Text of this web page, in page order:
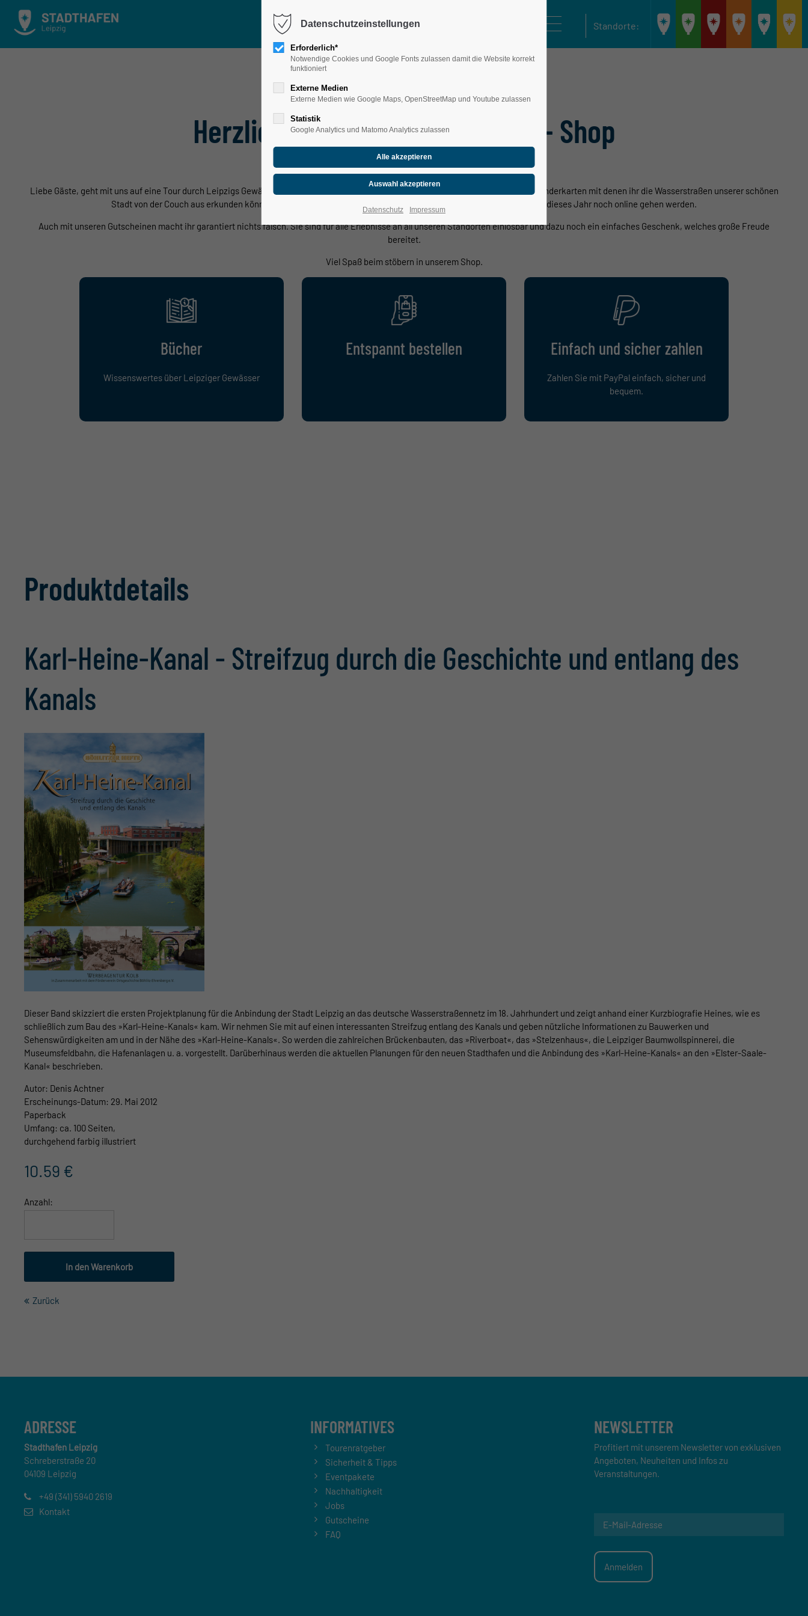
Standorte:
Stadthafen
Leipzig
Bootsverleih
Scheibenholz
Cospudener
Combüse
Hainer
Seeterrasse
Herzlich Willkommen im Hafen - Shop
Wassersport, Touren und Events im Leipziger Neuseenland
Liebe Gäste, geht mit uns auf eine Tour durch Leipzigs Gewässer. In unserem Shop findet ihr nicht nur Gewässerbücher und Wasserwanderkarten mit denen ihr die Wasserstraßen unserer schönen
Stadt von der Couch aus erkunden könnt. Ihr dürft euch außerdem auf einige spannende Produkte freuen, welche dieses Jahr noch online gehen werden.
Auch mit unseren Gutscheinen macht ihr garantiert nichts falsch. Sie sind für alle Erlebnisse an all unseren Standorten einlösbar und dazu noch ein einfaches Geschenk, welches große Freude
bereitet.
Viel Spaß beim stöbern in unserem Shop.
Bücher
Wissenswertes über Leipziger Gewässer
Entspannt bestellen Einfach und sicher zahlen
Zahlen Sie mit PayPal einfach, sicher und
bequem.
Produktdetails
Karl-Heine-Kanal - Streifzug durch die Geschichte und entlang des
Kanals
Dieser Band skizziert die ersten Projektplanung für die Anbindung der Stadt Leipzig an das deutsche Wasserstraßennetz im 18. Jahrhundert und zeigt anhand einer Kurzbiografie Heines, wie es
schließlich zum Bau des »Karl-Heine-Kanals« kam. Wir nehmen Sie mit auf einen interessanten Streifzug entlang des Kanals und geben nützliche Informationen zu Bauwerken und
Sehenswürdigkeiten am und in der Nähe des »Karl-Heine-Kanals«. So werden die zahlreichen Brückenbauten, das »Riverboat«, das »Stelzenhaus«, die Leipziger Baumwollspinnerei, die
Museumsfeldbahn, die Hafenanlagen u. a. vorgestellt. Darüberhinaus werden die aktuellen Planungen für den neuen Stadthafen und die Anbindung des »Karl-Heine-Kanals« an den »Elster-Saale-
Kanal« beschrieben.
Autor: Denis Achtner
Erscheinungs-Datum: 29. Mai 2012
Paperback
Umfang: ca. 100 Seiten,
durchgehend farbig illustriert
10.59 €
Anzahl:
Zurück
ADRESSE
Stadthafen Leipzig
Schreberstraße 20
04109 Leipzig
+49 (341) 5940 2619
Kontakt
INFORMATIVES
Tourenratgeber
Sicherheit & Tipps
Eventpakete
Nachhaltigkeit
Jobs
Gutscheine
FAQ
NEWSLETTER
Profitiert mit unserem Newsletter von exklusiven
Angeboten, Neuheiten und Infos zu
Veranstaltungen.
Datenschutzeinstellungen
Erforderlich*
Notwendige Cookies und Google Fonts zulassen damit die Website korrekt
funktioniert
Externe Medien
Externe Medien wie Google Maps, OpenStreetMap und Youtube zulassen
Statistik
Google Analytics und Matomo Analytics zulassen
Datenschutz Impressum